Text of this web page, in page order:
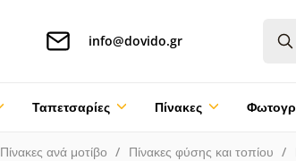
info@dovido.gr
Ταπετσαρίες Πίνακες
Πίνακες ανά μοτίβο Πίνακες φύσης και τοπίου